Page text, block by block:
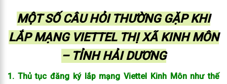
MỘT SỐ CÂU HỎI THƯỜNG GẶP KHI
LẮP MẠNG VIETTEL THỊ XÃ KINH MÔN
– TỈNH HẢI DƯƠNG
1. Thủ tục đăng ký lắp mạng Viettel Kinh Môn như thế